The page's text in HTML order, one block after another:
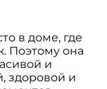
в доме, где
Поэтому она
и
здоровой и